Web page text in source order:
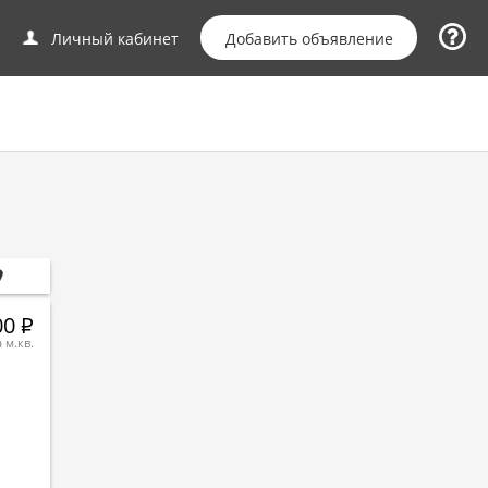
Личный кабинет Добавить объявление
Р
м.кв.